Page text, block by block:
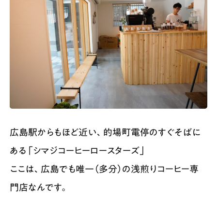
広島駅からもほど近い、的場町電停のすぐそばに
ある「シマジコーヒーロースターズ」
ここは、広島でも唯一（多分）の浅煎りコーヒー専
門店なんです。